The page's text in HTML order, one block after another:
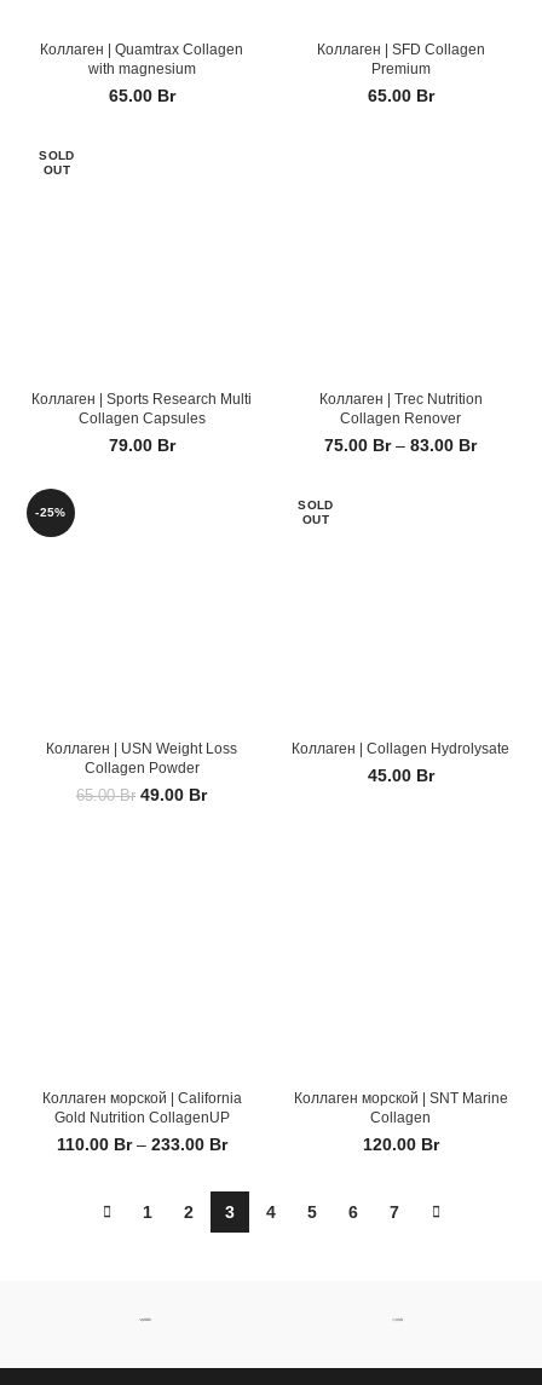
Коллаген | Quamtrax Collagen
with magnesium
65.00 Br
Коллаген | SFD Collagen
Premium
65.00 Br
SOLD
OUT
Коллаген | Sports Research Multi
Collagen Capsules
79.00 Br
Коллаген | Trec Nutrition
Collagen Renover
75.00 Br– 83.00 Br
-25%
Коллаген | USN Weight Loss
Collagen Powder
65.00Br 49.00 Br
SOLD
OUT
Коллаген | Сollagen Hydrolysate
45.00 Br
Коллаген морской | California
Gold Nutrition CollagenUP
110.00 Br– 233.00 Br
Коллаген морской | SNT Marine
Collagen
120.00 Br
1 2 3 4 5 6 7